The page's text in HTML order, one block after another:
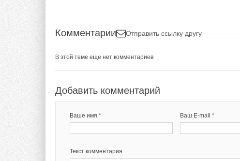
Комментарии Отправить ссылку другу
В этой теме еще нет комментариев
Добавить комментарий
Ваше имя * Ваш E-mail *
Текст комментария